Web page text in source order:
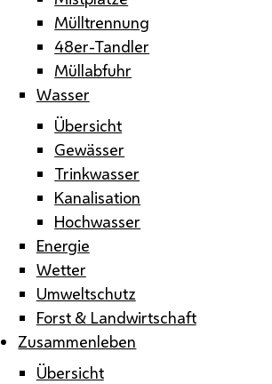
Mülltrennung
48er-Tandler
Müllabfuhr
Wasser
Übersicht
Gewässer
Trinkwasser
Kanalisation
Hochwasser
Energie
Wetter
Umweltschutz
Forst & Landwirtschaft
Zusammenleben
Übersicht